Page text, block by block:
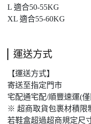
L 適合50-55KG
XL 適合55-60KG
運送方式
【運送方式】
寄送至指定門市
宅配通宅配/順豐速運(
※ 超商取貨包裹材積限
若鞋盒超過超商規定尺